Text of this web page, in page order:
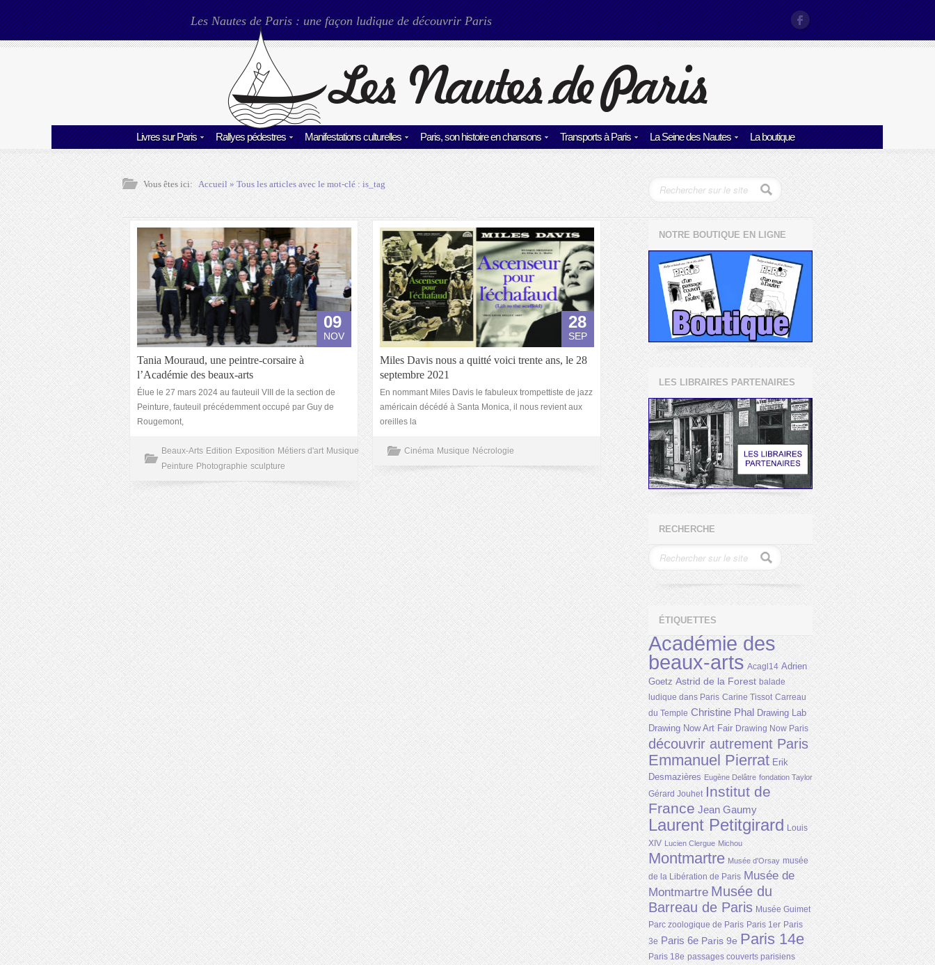
Les Nautes de Paris : une façon ludique de découvrir Paris
Livres sur Paris Rallyes pédestres Manifestations culturelles Paris, son histoire en chansons Transports à Paris La Seine des Nautes La boutique
Vous êtes ici: Accueil» Tous les articles avec le mot-clé :is_tag
09
NOV
Tania Mouraud, une peintre-corsaire à
l’Académie des beaux-arts
Élue le 27 mars 2024 au fauteuil VIII de la section de
Peinture, fauteuil précédemment occupé par Guy de
Rougemont,
Beaux-Arts Edition Exposition Métiers d'art Musique
Peinture Photographie sculpture
28
SEP
Miles Davis nous a quitté voici trente ans, le 28
septembre 2021
En nommant Miles Davis le fabuleux trompettiste de jazz
américain décédé à Santa Monica, il nous revient aux
oreilles la
Cinéma Musique Nécrologie
NOTRE BOUTIQUE EN LIGNE
LES LIBRAIRES PARTENAIRES
RECHERCHE
ÉTIQUETTES
Académie des
beaux-arts Acagl14 Adrien
Goetz Astrid de la Forest balade
ludique dans Paris Carine Tissot Carreau
du Temple Christine Phal Drawing Lab
Drawing Now Art Fair Drawing Now Paris
découvrir autrement Paris
Emmanuel Pierrat Erik
Desmazières Eugène Delâtre fondation Taylor
Gérard Jouhet Institut de
France Jean Gaumy
Laurent Petitgirard Louis
XIV Lucien Clergue Michou
Montmartre Musée d'Orsay musée
de la Libération de Paris Musée de
Montmartre Musée du
Barreau de Paris Musée Guimet
Parc zoologique de Paris Paris 1er Paris
3e Paris 6e Paris 9e Paris 14e
Paris 18e passages couverts parisiens